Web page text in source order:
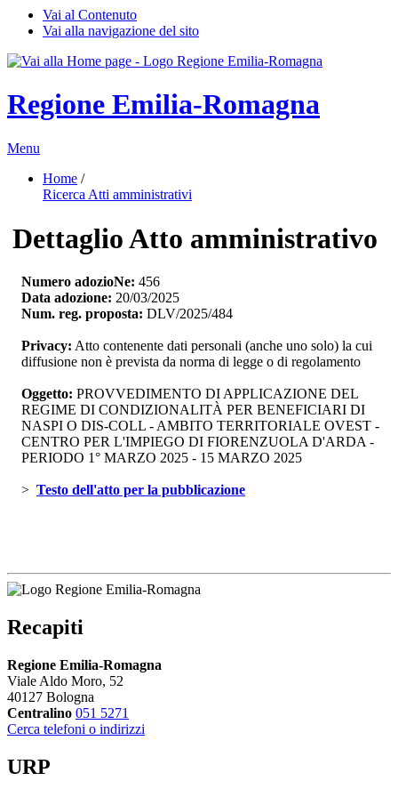
Vai al Contenuto
Vai alla navigazione del sito
Regione Emilia-Romagna
Menu
Home /
Ricerca Atti amministrativi
Dettaglio Atto amministrativo
Numero adozioNe: 456
Data adozione: 20/03/2025
Num. reg. proposta: DLV/2025/484
Privacy: Atto contenente dati personali (anche uno solo) la cui
diffusione non è prevista da norma di legge o di regolamento
Oggetto: PROVVEDIMENTO DI APPLICAZIONE DEL
REGIME DI CONDIZIONALITÀ PER BENEFICIARI DI
NASPI O DIS-COLL - AMBITO TERRITORIALE OVEST -
CENTRO PER L'IMPIEGO DI FIORENZUOLA D'ARDA -
PERIODO 1° MARZO 2025 - 15 MARZO 2025
> Testo dell'atto per la pubblicazione
Recapiti
Regione Emilia-Romagna
Viale Aldo Moro, 52
40127 Bologna
Centralino 051 5271
Cerca telefoni o indirizzi
URP